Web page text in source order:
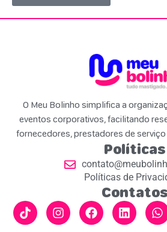
O Meu Bolinho simplifica a
eventos corporativos, facilitando
fornecedores, prestadores de
Políticas
Políticas de
Contatos